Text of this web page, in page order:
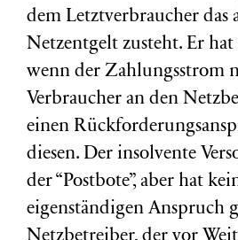
dem Letztverbraucher das
Netzentgelt zusteht. Er hat
wenn der Zahlungsstrom
Verbraucher an den
einen
diesen. Der insolvente
der “Postbote”, aber hat
eigenständigen Anspruch